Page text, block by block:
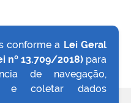
conforme a Lei Geral
nº 13.709/2018)para
de navegação,
e coletar dados